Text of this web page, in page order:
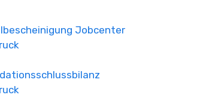
Jobcenter